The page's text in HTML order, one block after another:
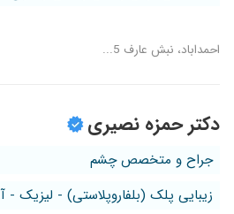
احمداباد، نبش عارف 5...
دکتر حمزه نصیری
جراح و متخصص چشم
زیبایی پلک (بلفاروپلاستی) - لیزیک -